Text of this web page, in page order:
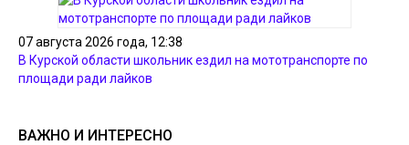
07 августа 2026 года, 12:38
В Курской области школьник ездил на мототранспорте по
площади ради лайков
ВАЖНО И ИНТЕРЕСНО